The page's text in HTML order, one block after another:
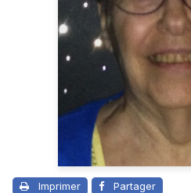
Imprimer Partager